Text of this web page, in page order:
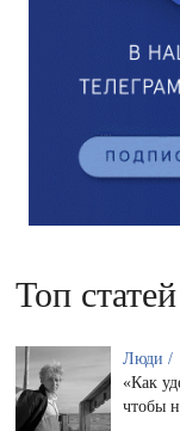
Топ статей
Люди /
«Как
чтобы